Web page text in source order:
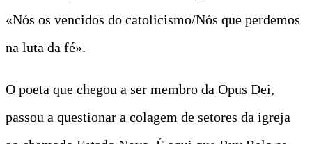
«Nós os vencidos do catolicismo/Nós que perdemos
na luta da fé».
O poeta que chegou a ser membro da Opus Dei,
passou a questionar a colagem de setores da igreja